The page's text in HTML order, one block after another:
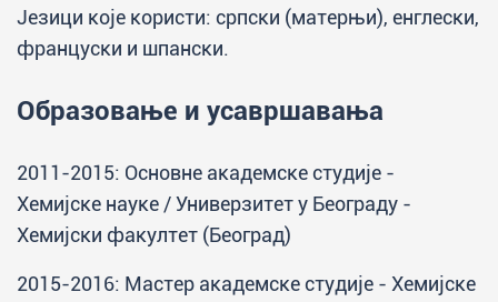
Језици које користи: српски (матерњи), енглески,
француски и шпански.
Образовање и усавршавања
2011-2015: Основне академске студије -
Хемијске науке / Универзитет у Београду -
Хемијски факултет (Београд)
2015-2016: Мастер академске студије - Хемијске